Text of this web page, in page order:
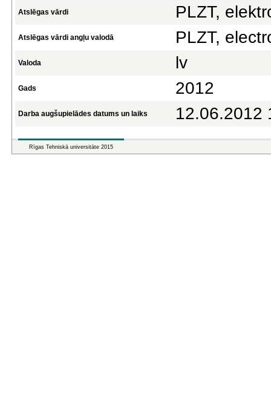
Atslēgas vārdi PLZT,
Atslēgas vārdi angļu valodā PLZT,
Valoda lv
Gads 2012
Darba augšupielādes datums un laiks 12.06.2012
Rīgas Tehniskā universitāte 2015